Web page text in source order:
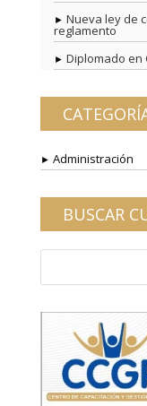
Nueva ley de
reglamento
Diplomado en
Administración
BUSCAR